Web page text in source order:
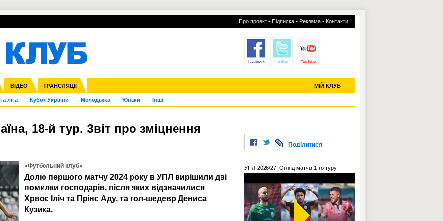
Про проект - Підписка - Реклама - Контакти
ВІДЕО ТРАНСЛЯЦІЇ МІЙ КЛУБ
ліга Кубок України Молодіжка Юнаки Інші
Ліга націй Ліга конференцій
Франція ІншіЧЄ-2015 (U-21)
УПЛ-ПЕРЕХОДИ УСІ ТРАНСФЕРИ
18-й тур. Звіт про зміцнення
«Футбольний клуб»
Долю першого матчу 2024 року в УПЛ вирішили дві
помилки господарів, після яких відзначилися
Хрвоє Іліч та Прінс Аду, та гол-шедевр Дениса
Кузика.
Поділитися
УПЛ-2026/27. Огляд матчів 1-го туру